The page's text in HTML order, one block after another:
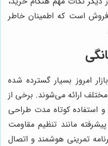
است که اطمینان خاطر
امروز بسیار گسترده شده
ارائه می‌شوند. برخی از
استفاده کوتاه مدت طراحی
مانند تنظیم مقاومت
تمرینی هوشمند و اتصال